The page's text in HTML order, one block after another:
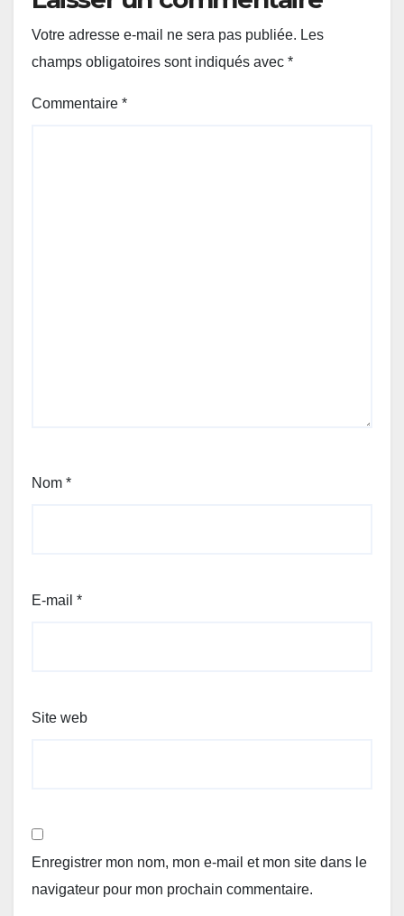
Votre adresse e-mail ne sera pas publiée. Les
champs obligatoires sont indiqués avec *
Commentaire *
Nom *
E-mail *
Site web
Enregistrer mon nom, mon e-mail et mon site dans le
navigateur pour mon prochain commentaire.